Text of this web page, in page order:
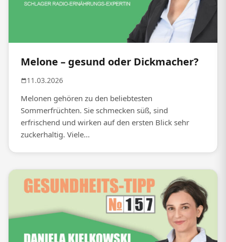
Melone – gesund oder Dickmacher?
11.03.2026
Melonen gehören zu den beliebtesten
Sommerfrüchten. Sie schmecken süß, sind
erfrischend und wirken auf den ersten Blick sehr
zuckerhaltig. Viele...